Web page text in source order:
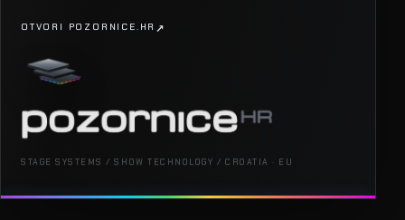
OTVORI POZORNICE.HR
STAGE SYSTEMS / SHOW TECHNOLOGY / CROATIA · EU